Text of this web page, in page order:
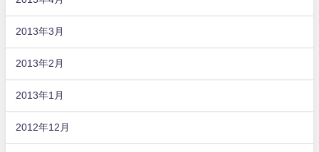
2013年3月
2013年2月
2013年1月
2012年12月